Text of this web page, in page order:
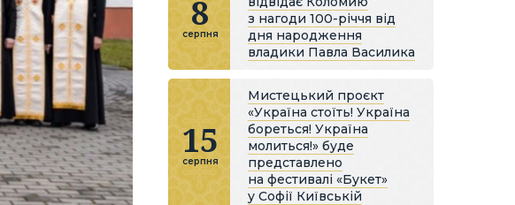
8
серпня
з нагоди 100-річчя від
дня народження
владики Павла Василика
15
серпня
Мистецький проєкт
«Україна стоїть! Україна
бореться! Україна
молиться!» буде
представлено
на фестивалі «Букет»
у Софії Київській